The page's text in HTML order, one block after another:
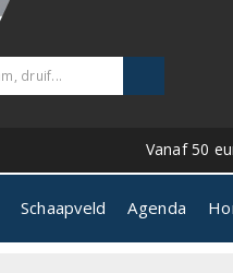
Vanaf 50
Schaapveld Agenda